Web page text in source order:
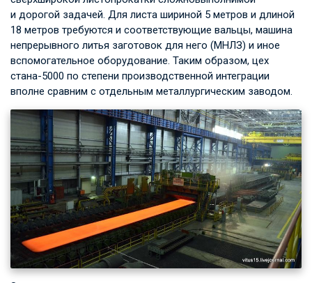
и дорогой задачей. Для листа шириной 5 метров и длиной
18 метров требуются и соответствующие вальцы, машина
непрерывного литья заготовок для него (МНЛЗ) и иное
вспомогательное оборудование. Таким образом, цех
стана-5000 по степени производственной интеграции
вполне сравним с отдельным металлургическим заводом.